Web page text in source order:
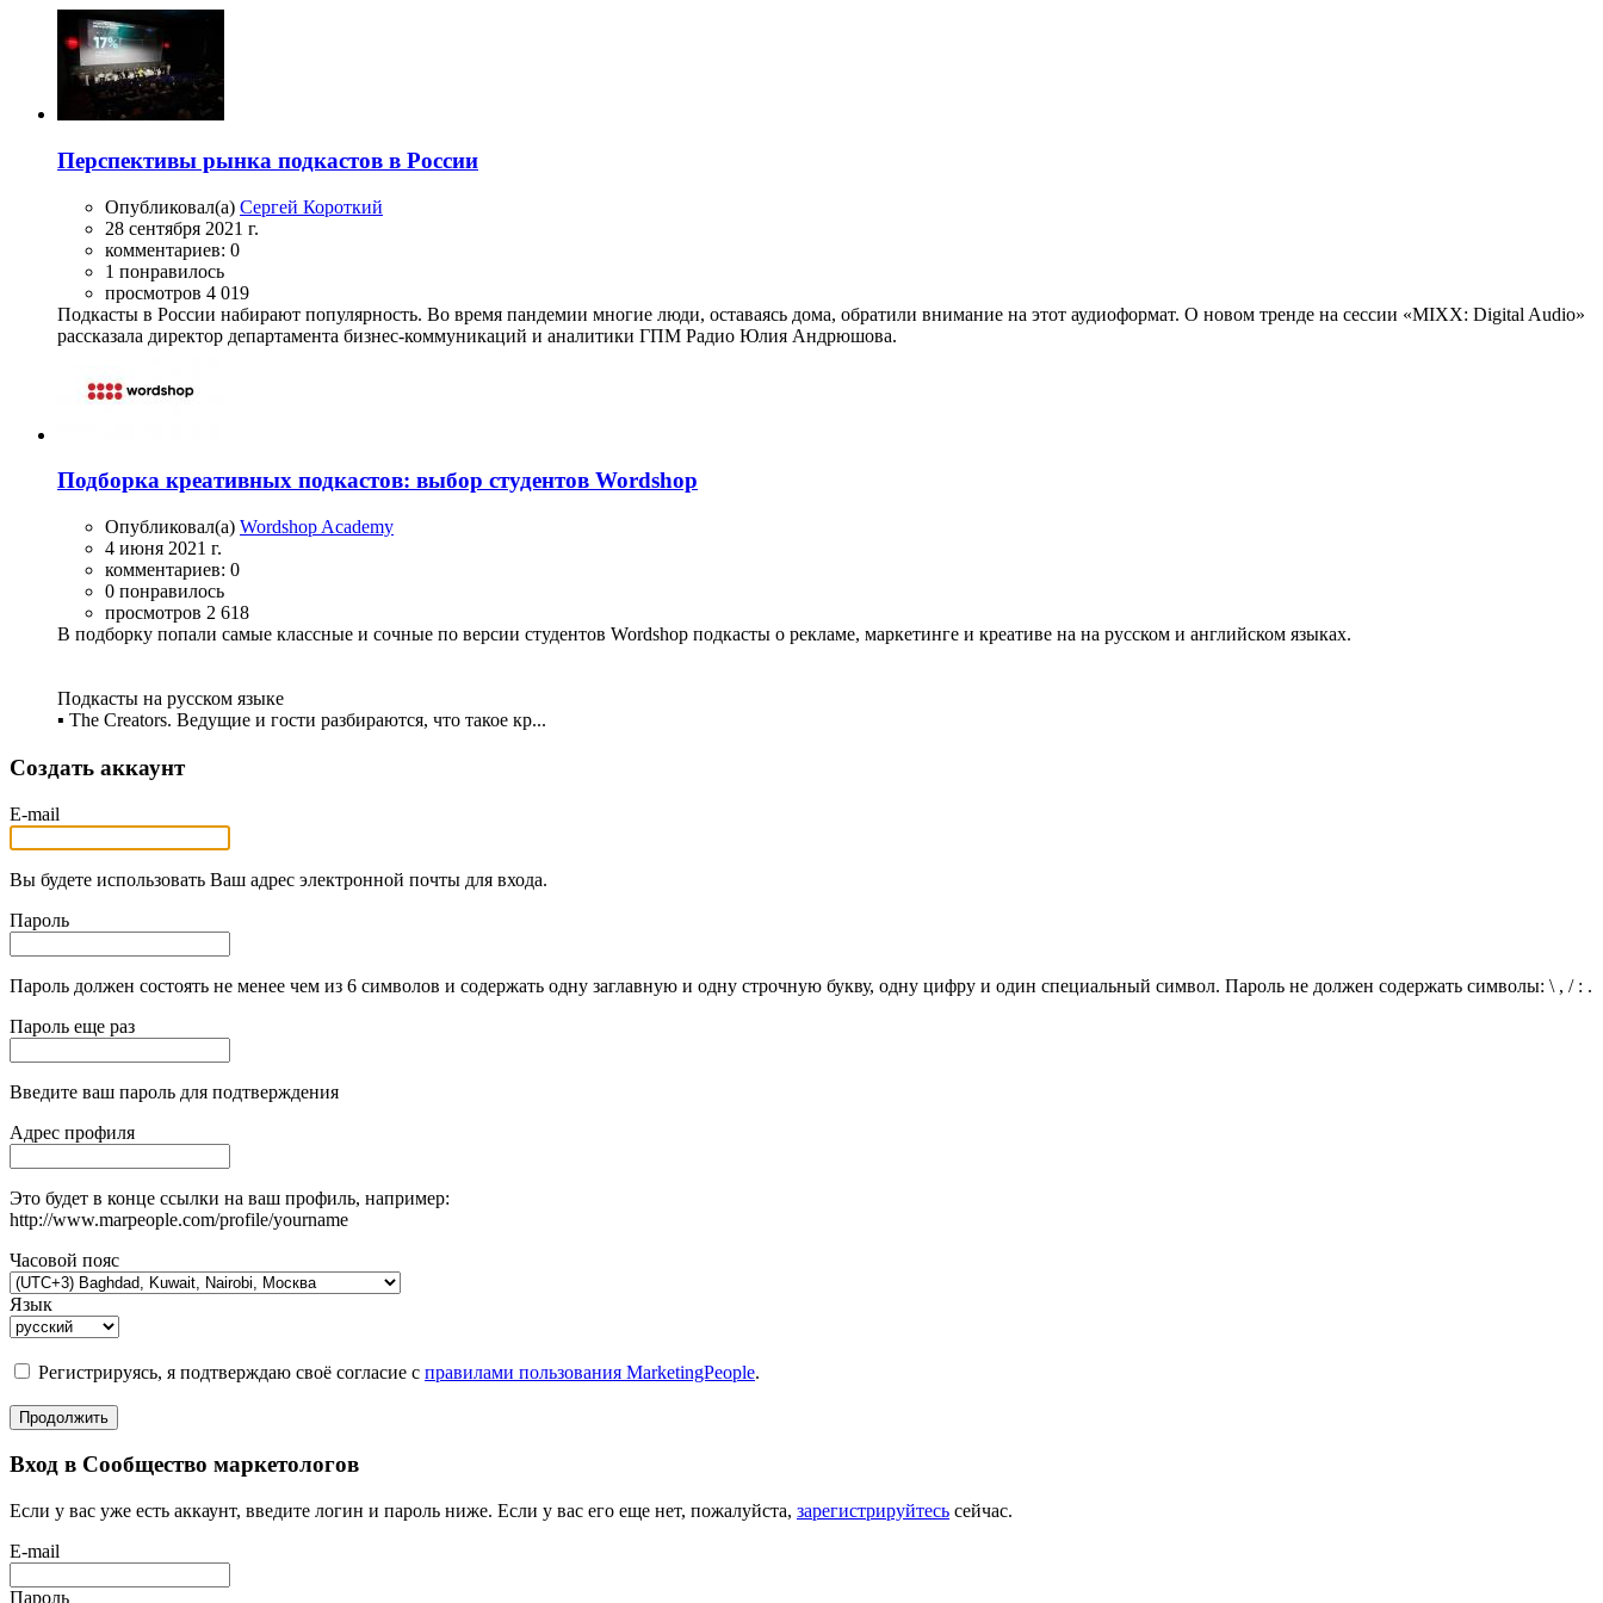
Перспективы рынка подкастов в России
Опубликовал(а) Сергей Короткий
28 сентября 2021 г.
комментариев: 0
1 понравилось
просмотров 4 019
Подкасты в России набирают популярность. Во время пандемии многие люди, оставаясь дома, обратили внимание на этот аудиоформат. О новом тренде на сессии «MIXX: Digital Audio»
рассказала директор департамента бизнес-коммуникаций и аналитики ГПМ Радио Юлия Андрюшова.
Подборка креативных подкастов: выбор студентов Wordshop
Опубликовал(а) Wordshop Academy
4 июня 2021 г.
комментариев: 0
0 понравилось
просмотров 2 618
В подборку попали самые классные и сочные по версии студентов Wordshop подкасты о рекламе, маркетинге и креативе на на русском и английском языках.
Подкасты на русском языке
▪ The Creators. Ведущие и гости разбираются, что такое кр...
Создать аккаунт
E-mail
Вы будете использовать Ваш адрес электронной почты для входа.
Пароль
Пароль должен состоять не менее чем из 6 символов и содержать одну заглавную и одну строчную букву, одну цифру и один специальный символ. Пароль не должен содержать символы: \ , / : .
Пароль еще раз
Введите ваш пароль для подтверждения
Адрес профиля
Это будет в конце ссылки на ваш профиль, например:
http://www.marpeople.com/profile/yourname
Часовой пояс
Язык
Регистрируясь, я подтверждаю своё согласие с правилами пользования MarketingPeople.
Продолжить
Вход в Сообщество маркетологов
Если у вас уже есть аккаунт, введите логин и пароль ниже. Если у вас его еще нет, пожалуйста, зарегистрируйтесь сейчас.
E-mail
Пароль